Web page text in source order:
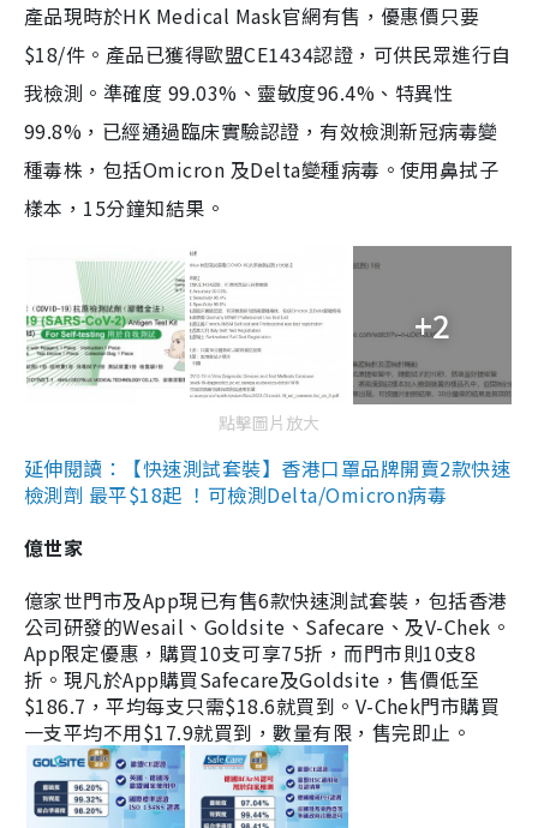
產品現時於HK Medical Mask官網有售，優惠價只要
$18/件。產品已獲得歐盟CE1434認證，可供民眾進行自
我檢測。準確度 99.03%、靈敏度96.4%、特異性
99.8%，已經通過臨床實驗認證，有效檢測新冠病毒變
種毒株，包括Omicron 及Delta變種病毒。使用鼻拭子
樣本，15分鐘知結果。
+2
點擊圖片放大
延伸閱讀：【快速測試套裝】香港口罩品牌開賣2款快速
檢測劑 最平$18起 ！可檢測Delta/Omicron病毒
億世家
億家世門市及App現已有售6款快速測試套裝，包括香港
公司研發的Wesail、Goldsite、Safecare、及V-Chek。
App限定優惠，購買10支可享75折，而門市則10支8
折。現凡於App購買Safecare及Goldsite，售價低至
$186.7，平均每支只需$18.6就買到。V-Chek門市購買
一支平均不用$17.9就買到，數量有限，售完即止。